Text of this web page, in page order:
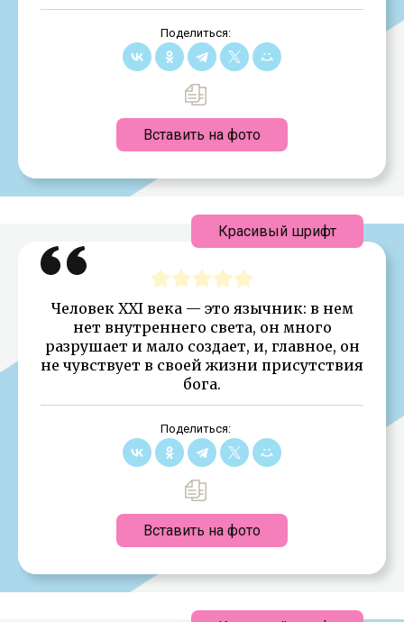
Поделиться:
Вставить на фото
Человек XXI века — это язычник: в нем
нет внутреннего света, он много
разрушает и мало создает, и, главное, он
не чувствует в своей жизни присутствия
бога.
Поделиться:
Вставить на фото
Красивый шрифт